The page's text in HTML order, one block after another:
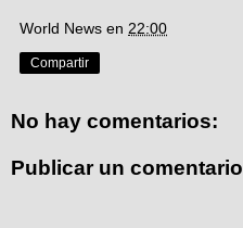
World News en 22:00
Compartir
No hay comentarios:
Publicar un comentario